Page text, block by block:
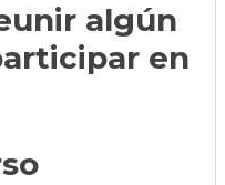
algún
en